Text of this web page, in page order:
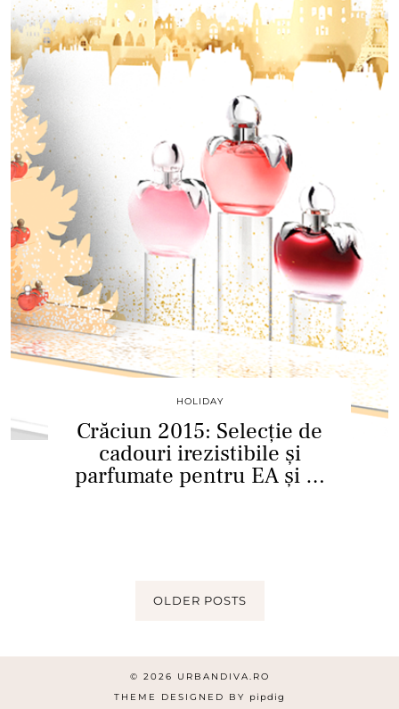
HOLIDAY
Crăciun 2015: Selecție de
cadouri irezistibile și
parfumate pentru EA și …
OLDER POSTS
© 2026
URBANDIVA.RO
THEME DESIGNED BY pipdig